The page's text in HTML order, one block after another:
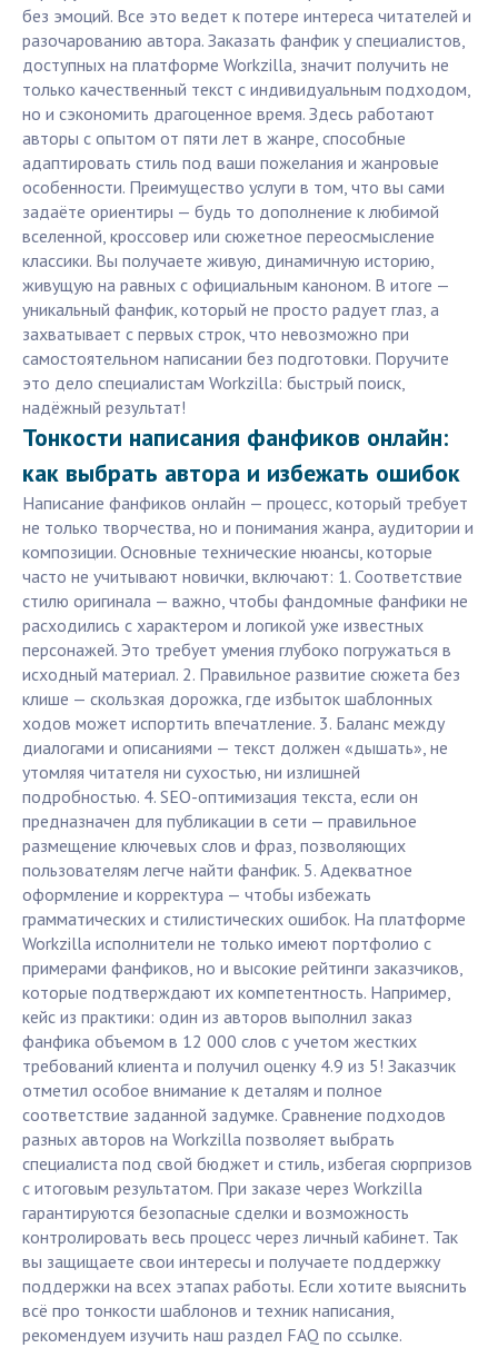
без эмоций. Все это ведет к потере интереса читателей и
разочарованию автора. Заказать фанфик у специалистов,
доступных на платформе Workzilla, значит получить не
только качественный текст с индивидуальным подходом,
но и сэкономить драгоценное время. Здесь работают
авторы с опытом от пяти лет в жанре, способные
адаптировать стиль под ваши пожелания и жанровые
особенности. Преимущество услуги в том, что вы сами
задаёте ориентиры — будь то дополнение к любимой
вселенной, кроссовер или сюжетное переосмысление
классики. Вы получаете живую, динамичную историю,
живущую на равных с официальным каноном. В итоге —
уникальный фанфик, который не просто радует глаз, а
захватывает с первых строк, что невозможно при
самостоятельном написании без подготовки. Поручите
это дело специалистам Workzilla: быстрый поиск,
надёжный результат!
Тонкости написания фанфиков онлайн:
как выбрать автора и избежать ошибок
Написание фанфиков онлайн — процесс, который требует
не только творчества, но и понимания жанра, аудитории и
композиции. Основные технические нюансы, которые
часто не учитывают новички, включают: 1. Соответствие
стилю оригинала — важно, чтобы фандомные фанфики не
расходились с характером и логикой уже известных
персонажей. Это требует умения глубоко погружаться в
исходный материал. 2. Правильное развитие сюжета без
клише — скользкая дорожка, где избыток шаблонных
ходов может испортить впечатление. 3. Баланс между
диалогами и описаниями — текст должен «дышать», не
утомляя читателя ни сухостью, ни излишней
подробностью. 4. SEO-оптимизация текста, если он
предназначен для публикации в сети — правильное
размещение ключевых слов и фраз, позволяющих
пользователям легче найти фанфик. 5. Адекватное
оформление и корректура — чтобы избежать
грамматических и стилистических ошибок. На платформе
Workzilla исполнители не только имеют портфолио с
примерами фанфиков, но и высокие рейтинги заказчиков,
которые подтверждают их компетентность. Например,
кейс из практики: один из авторов выполнил заказ
фанфика объемом в 12 000 слов с учетом жестких
требований клиента и получил оценку 4.9 из 5! Заказчик
отметил особое внимание к деталям и полное
соответствие заданной задумке. Сравнение подходов
разных авторов на Workzilla позволяет выбрать
специалиста под свой бюджет и стиль, избегая сюрпризов
с итоговым результатом. При заказе через Workzilla
гарантируются безопасные сделки и возможность
контролировать весь процесс через личный кабинет. Так
вы защищаете свои интересы и получаете поддержку
поддержки на всех этапах работы. Если хотите выяснить
всё про тонкости шаблонов и техник написания,
рекомендуем изучить наш раздел FAQ по ссылке.